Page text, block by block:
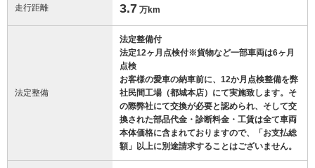
走行距離 3.7 万km
法定整備
法定整備付
法定12ヶ月点検付※貨物など一部車両は6ヶ月
点検
お客様の愛車の納車前に、12か月点検整備を弊
社民間工場（都城本店）にて実施致します。そ
の際弊社にて交換が必要と認められ、そして交
換された部品代金・診断料金・工賃は全て車両
本体価格に含まれておりますので、「お支払総
額」以上に別途請求することはございません。